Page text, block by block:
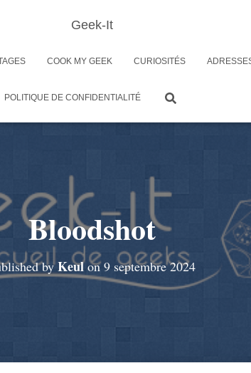
Geek-It
COOK MY GEEK CURIOSITÉS
POLITIQUE DE CONFIDENTIALITÉ
Bloodshot
byKeulon9 septembre 2024